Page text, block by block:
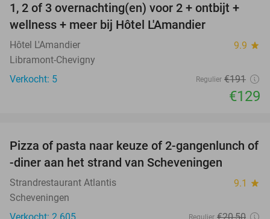
32%
TODAY
1, 2 of 3 overnachting(en) voor 2 + ontbijt +
wellness + meer bij Hôtel L'Amandier
Hôtel L'Amandier 9.9 star
Libramont-Chevigny
Verkocht: 5
Regulier €191
€129
39%
Pizza of pasta naar keuze of 2-gangenlunch of
-diner aan het strand van Scheveningen
Strandrestaurant Atlantis 9.1 star
Scheveningen